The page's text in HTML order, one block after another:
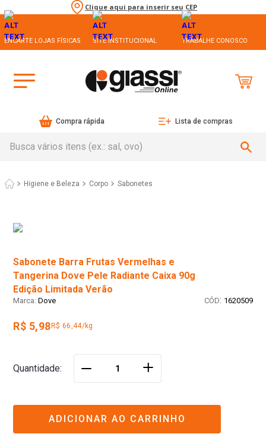
Clique aqui para inserir seu CEP
ENCARTE LOJAS FÍSICAS SITE INSTITUCIONAL TRABALHE CONOSCO
Compra rápida Lista de compras
Higiene e Beleza Corpo Sabonetes
Sabonete Barra Frutas Vermelhas e
Tangerina Dove Pele Radiante Caixa 90g
Edição Limitada Verão
Dove : 1620509
R$ 5,98 R$ 66,44/kg
Quantidade ＋
ADICIONAR AO CARRINHO